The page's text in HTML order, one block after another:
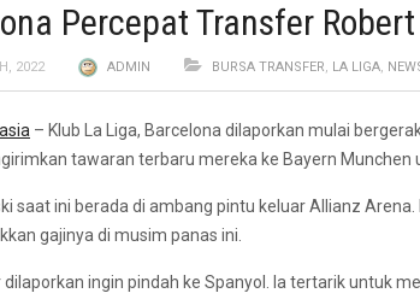
Percepat Transfer
2022 ADMIN BURSA TRANSFER, LA LIGA,
– Klub La Liga, Barcelona dilaporkan mulai
tawaran terbaru mereka ke Bayern Munchen
saat ini berada di ambang pintu keluar Allianz
gajinya di musim panas ini.
ingin pindah ke Spanyol. Ia tertarik untuk